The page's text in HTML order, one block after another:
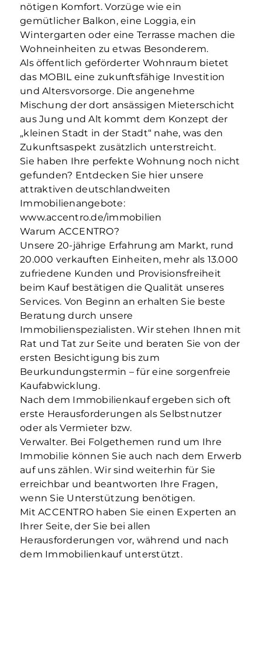
nötigen Komfort. Vorzüge wie ein
gemütlicher Balkon, eine Loggia, ein
Wintergarten oder eine Terrasse machen die
Wohneinheiten zu etwas Besonderem.
Als öffentlich geförderter Wohnraum bietet
das MOBIL eine zukunftsfähige Investition
und Altersvorsorge. Die angenehme
Mischung der dort ansässigen Mieterschicht
aus Jung und Alt kommt dem Konzept der
„kleinen Stadt in der Stadt“ nahe, was den
Zukunftsaspekt zusätzlich unterstreicht.
Sie haben Ihre perfekte Wohnung noch nicht
gefunden? Entdecken Sie hier unsere
attraktiven deutschlandweiten
Immobilienangebote:
www.accentro.de/immobilien
Warum ACCENTRO?
Unsere 20-jährige Erfahrung am Markt, rund
20.000 verkauften Einheiten, mehr als 13.000
zufriedene Kunden und Provisionsfreiheit
beim Kauf bestätigen die Qualität unseres
Services. Von Beginn an erhalten Sie beste
Beratung durch unsere
Immobilienspezialisten. Wir stehen Ihnen mit
Rat und Tat zur Seite und beraten Sie von der
ersten Besichtigung bis zum
Beurkundungstermin – für eine sorgenfreie
Kaufabwicklung.
Nach dem Immobilienkauf ergeben sich oft
erste Herausforderungen als Selbstnutzer
oder als Vermieter bzw.
Verwalter. Bei Folgethemen rund um Ihre
Immobilie können Sie auch nach dem Erwerb
auf uns zählen. Wir sind weiterhin für Sie
erreichbar und beantworten Ihre Fragen,
wenn Sie Unterstützung benötigen.
Mit ACCENTRO haben Sie einen Experten an
Ihrer Seite, der Sie bei allen
Herausforderungen vor, während und nach
dem Immobilienkauf unterstützt.